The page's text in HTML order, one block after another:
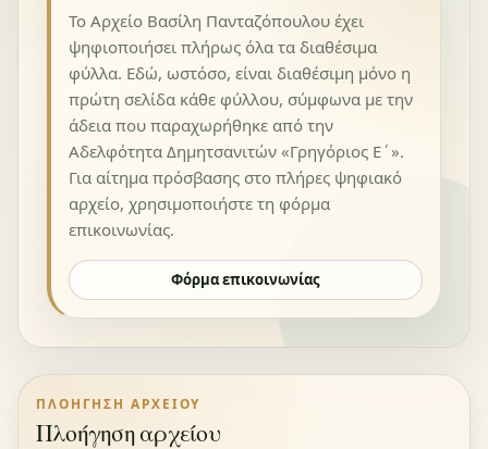
Το Αρχείο Βασίλη Πανταζόπουλου έχει
ψηφιοποιήσει πλήρως όλα τα διαθέσιμα
φύλλα. Εδώ, ωστόσο, είναι διαθέσιμη μόνο η
πρώτη σελίδα κάθε φύλλου, σύμφωνα με την
άδεια που παραχωρήθηκε από την
Αδελφότητα Δημητσανιτών «Γρηγόριος Ε΄».
Για αίτημα πρόσβασης στο πλήρες ψηφιακό
αρχείο, χρησιμοποιήστε τη φόρμα
επικοινωνίας.
Φόρμα επικοινωνίας
ΠΛΟΉΓΗΣΗ ΑΡΧΕΊΟΥ
Πλοήγηση αρχείου